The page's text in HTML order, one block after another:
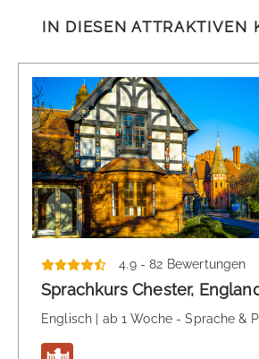
IN DIESEN ATTRAKTIVEN
4.9 - 82 Bewertungen
Sprachkurs Chester,
Englisch | ab 1 Woche - Sprache &